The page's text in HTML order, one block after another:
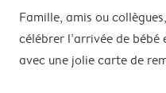
Famille, amis ou
célébrer l’arrivée de
avec une jolie carte de